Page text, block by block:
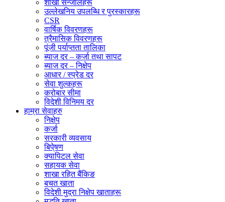
शाखा सन्जालहरू
उल्लेखनिय उपलब्धि र पुरस्कारहरू
CSR
वार्षिक विवरणहरू
त्रैमासिक विवरणहरू
पूंजी पर्याप्तता तालिका
ब्याज दर – कर्जा तथा सापट
ब्याज दर – निक्षेप
आधार / स्प्रेड दर
सेवा शुल्कहरू
करोबार सीमा
विदेशी विनिमय दर
हाम्रा सेवाहरु
निक्षेप
कर्जा
सरकारी व्यवसाय
बिपे्षण
क्यापिटल सेवा
सहायक सेवा
शाखा रहित बैंकिङ
बचत खाता
विदेशी मुद्रा निक्षेप खाताहरू